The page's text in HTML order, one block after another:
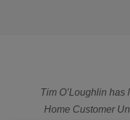
Tim O’Loughlin has
Home Customer